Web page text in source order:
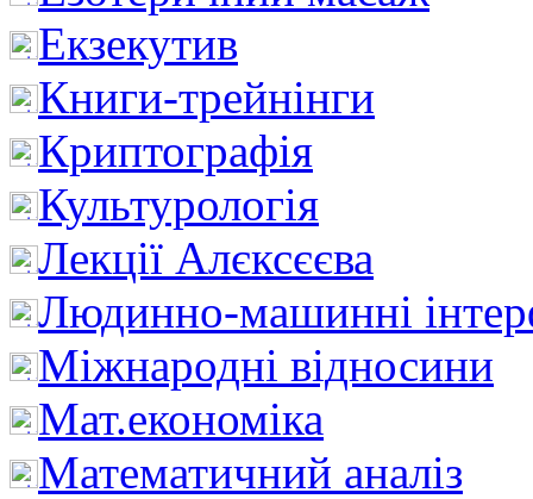
Екзекутив
Книги-трейнінги
Криптографія
Культурологія
Лекції Алєксєєва
Людинно-машинні
Міжнародні відносини
Мат.економіка
Математичний аналіз